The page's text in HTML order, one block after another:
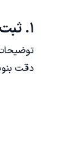
۱. ثبت پروژه
دقت